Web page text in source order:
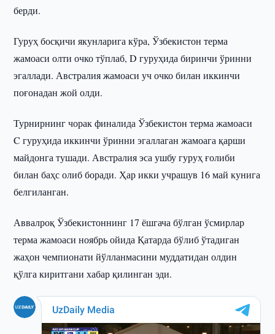
берди.
Гуруҳ босқичи якунларига кўра, Ўзбекистон терма
жамоаси олти очко тўплаб, D гуруҳида биринчи ўринни
эгаллади. Австралия жамоаси уч очко билан иккинчи
поғонадан жой олди.
Турнирнинг чорак финалида Ўзбекистон терма жамоаси
C гуруҳида иккинчи ўринни эгаллаган жамоага қарши
майдонга тушади. Австралия эса ушбу гуруҳ ғолиби
билан баҳс олиб боради. Ҳар икки учрашув 16 май кунига
белгиланган.
Аввалроқ Ўзбекистоннинг 17 ёшгача бўлган ўсмирлар
терма жамоаси ноябрь ойида Қатарда бўлиб ўтадиган
жаҳон чемпионати йўлланмасини муддатидан олдин
қўлга киритгани хабар қилинган эди.